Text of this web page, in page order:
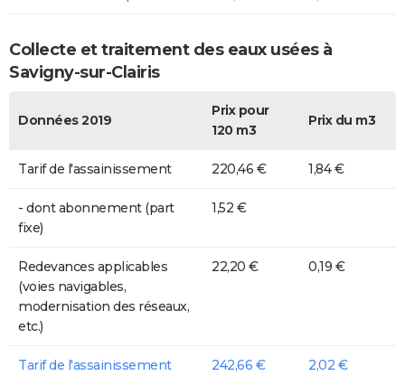
Collecte et traitement des eaux usées à
Savigny-sur-Clairis
Données 2019
Prix pour
120 m3
Prix du m3
Tarif de l'assainissement 220,46 € 1,84 €
- dont abonnement (part
fixe)
1,52 €
Redevances applicables
(voies navigables,
modernisation des réseaux,
etc.)
22,20 € 0,19 €
Tarif de l'assainissement
242,66 € 2,02 €